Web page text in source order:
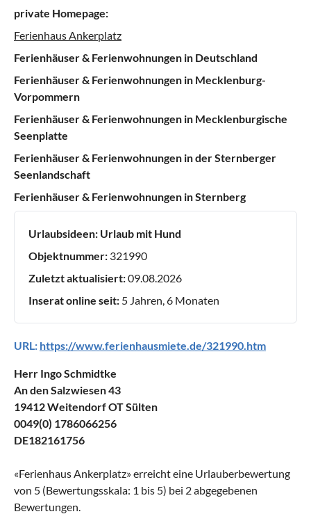
private Homepage:
Ferienhaus Ankerplatz
Ferienhäuser & Ferienwohnungen in Deutschland
Ferienhäuser & Ferienwohnungen in Mecklenburg-
Vorpommern
Ferienhäuser & Ferienwohnungen in Mecklenburgische
Seenplatte
Ferienhäuser & Ferienwohnungen in der Sternberger
Seenlandschaft
Ferienhäuser & Ferienwohnungen in Sternberg
Urlaubsideen: Urlaub mit Hund
Objektnummer: 321990
Zuletzt aktualisiert:09.08.2026
Inserat online seit: 5 Jahren, 6 Monaten
URL: https://www.ferienhausmiete.de/321990.htm
Herr Ingo Schmidtke
An den Salzwiesen 43
19412 Weitendorf OT Sülten
0049(0) 1786066256
DE182161756
«Ferienhaus Ankerplatz» erreicht eine Urlauberbewertung
von 5 (Bewertungsskala: 1 bis 5) bei 2abgegebenen
Bewertungen.